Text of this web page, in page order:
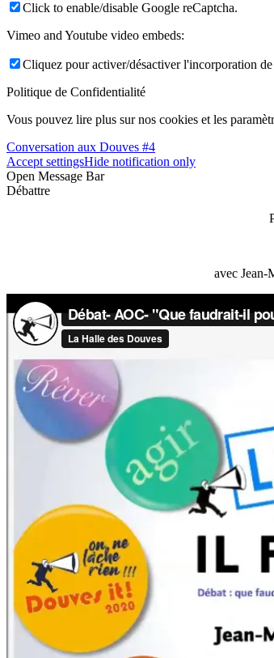
Click to enable/disable Google reCaptcha.
Vimeo and Youtube video embeds:
Cliquez pour activer/désactiver l'incorporation
Politique de Confidentialité
Vous pouvez lire plus sur nos cookies et les
Conversation aux Douves #4
Accept settingsHide notification only
Open Message Bar
Débattre
avec Jean-